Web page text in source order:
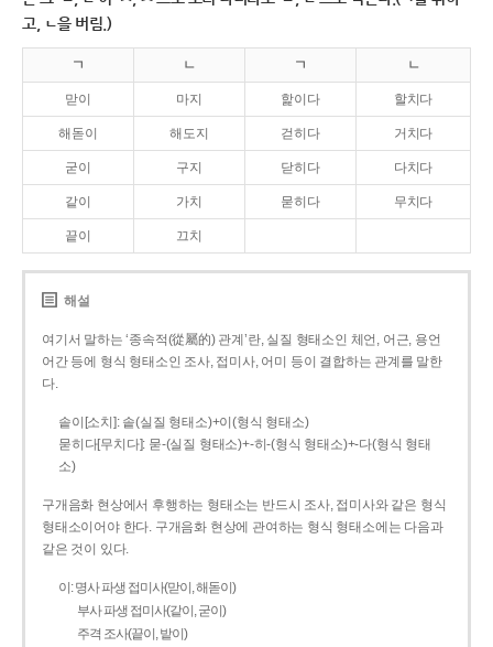
고, ㄴ을 버림.)
ㄱ ㄴ ㄱ ㄴ
맏이 마지 핥이다 할치다
해돋이 해도지 걷히다 거치다
굳이 구지 닫히다 다치다
같이 가치 묻히다 무치다
끝이 끄치
해설
여기서 말하는 ‘종속적(從屬的) 관계’란, 실질 형태소인 체언, 어근, 용언
어간 등에 형식 형태소인 조사, 접미사, 어미 등이 결합하는 관계를 말한
다.
솥이[소치]: 솥(실질 형태소)+이(형식 형태소)
묻히다[무치다]: 묻­-(실질 형태소)+­-히­-(형식 형태소)+-다(형식 형태
소)
구개음화 현상에서 후행하는 형태소는 반드시 조사, 접미사와 같은 형식
형태소이어야 한다. 구개음화 현상에 관여하는 형식 형태소에는 다음과
같은 것이 있다.
이: 명사 파생 접미사(맏이, 해돋이)
부사 파생 접미사(같이, 굳이)
주격 조사(끝이, 밭이)